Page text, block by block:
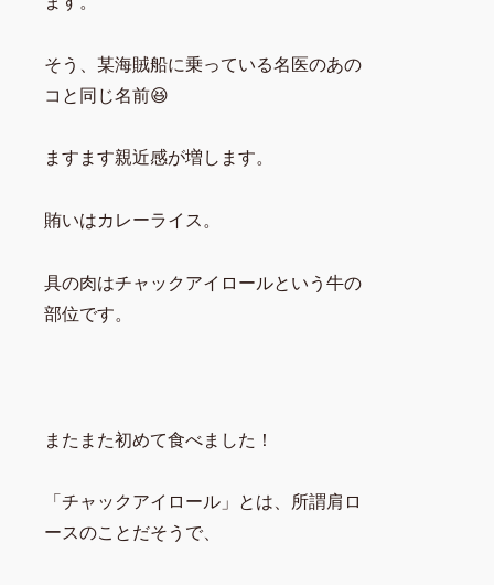
そう、某海賊船に乗っている名医のあの
コと同じ名前😆
ますます親近感が増します。
賄いはカレーライス。
具の肉はチャックアイロールという牛の
部位です。
またまた初めて食べました！
「チャックアイロール」とは、所謂肩ロ
ースのことだそうで、